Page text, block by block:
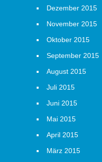
Dezember 2015
November 2015
Oktober 2015
September 2015
August 2015
Juli 2015
Juni 2015
Mai 2015
April 2015
März 2015